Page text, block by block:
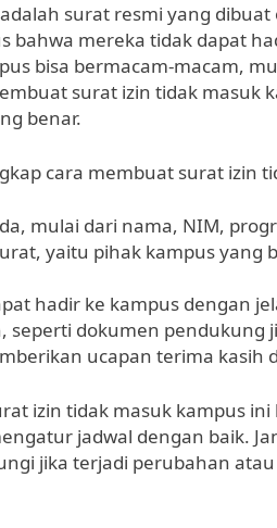
surat resmi yang
bahwa mereka tidak dapat
bisa bermacam-macam,
surat izin tidak masuk
benar.
cara membuat surat izin
mulai dari nama, NIM,
yaitu pihak kampus
hadir ke kampus dengan
seperti dokumen pendukung
ucapan terima kasih
izin tidak masuk kampus
jadwal dengan baik.
jika terjadi perubahan